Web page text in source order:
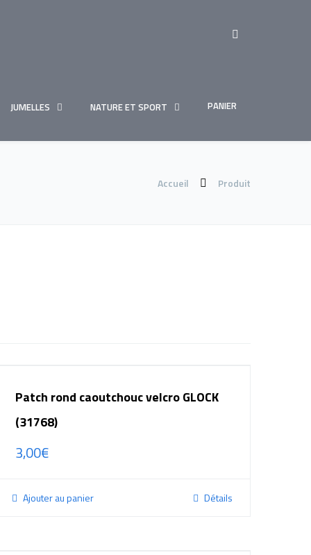
JUMELLES NATURE ET SPORT PANIER
Accueil Produit
Patch rond caoutchouc velcro GLOCK
(31768)
3,00€
Ajouter au panier Détails